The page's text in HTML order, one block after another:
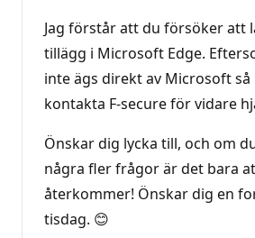
Jag förstår att du försöker att
tillägg i Microsoft Edge.
inte ägs direkt av Microsoft så
kontakta F-secure för vidare
Önskar dig lycka till, och om
några fler frågor är det bara
återkommer! Önskar dig en
tisdag. 😊